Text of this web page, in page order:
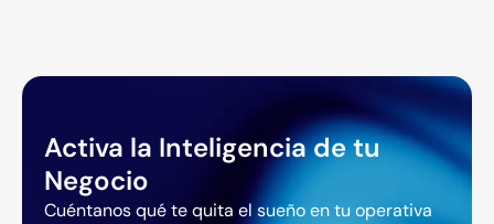
Activa la Inteligencia de tu
Negocio
Cuéntanos qué te quita el sueño en tu operativa